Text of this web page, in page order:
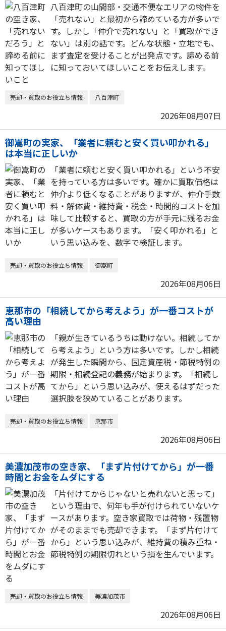
八百津町の山間部・交通不便なエリアの物件を
「売れない」と最初から諦めている方が多いで
す。しかし「仲介で売れない」と「買取ができ
ない」は別の話です。どんな状態・立地でも、
まず査定を受けることが出発点です。諦める前
に知っておいてほしいことをお伝えします。
売却・買取のお役立ち情報 八百津町
2026年08月07日
御嵩町の実家、「業者に頼むと安く買い叩かれる」
は本当に正しいか
「業者に頼むと安く買い叩かれる」という不安
を持っている方は多いです。確かに買取価格は
仲介より低くなることがありますが、仲介手数
料・解体費・維持費・税金・時間的コストを加
味して比較すると、買取の方が手元に残るお金
が多いケースもあります。「安く叩かれる」と
いう思い込みを、数字で検証します。
売却・買取のお役立ち情報 御嵩町
2026年08月06日
恵那市の「相続してから考えよう」が一番コストが
高い理由
「親が生きているうちは動けない。相続してか
ら考えよう」という方は多いです。しかし相続
が発生した瞬間から、固定資産税・節税特例の
期限・相続登記の義務が始まります。「相続し
てから」という思い込みが、使えるはずだった
選択肢を狭めていることがあります。
売却・買取のお役立ち情報 恵那市
2026年08月06日
美濃加茂市の空き家、「まず片付けてから」が一番
時間とお金をムダにする
「片付けてからじゃないと売れないと思って」
という理由で、何年も手が付けられていないケ
ースがあります。空き家買取では荷物・残置物
がそのままでも売却できます。「まず片付けて
から」という思い込みが、維持費の積み重ね・
節税特例の期限切れという損を生んでいます。
売却・買取のお役立ち情報 美濃加茂市
2026年08月06日